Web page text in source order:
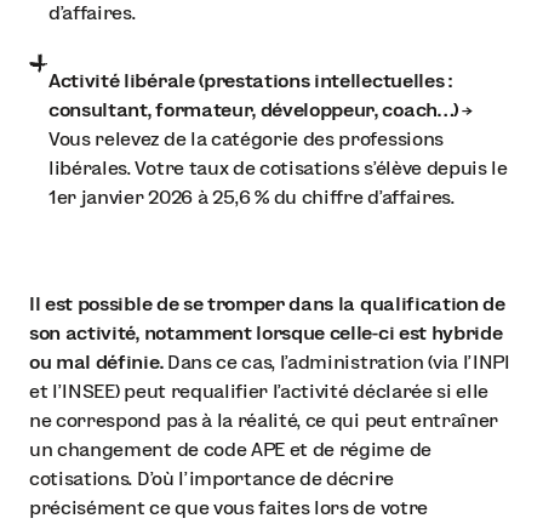
d’affaires.
Activité libérale (prestations intellectuelles :
consultant, formateur, développeur, coach…)→
Vous relevez de la catégorie des professions
libérales. Votre taux de cotisations s'élève depuis le
1er janvier 2026 à 25,6 % du chiffre d’affaires.
Il est possible de se tromper dans la qualification de
son activité, notamment lorsque celle-ci est hybride
ou mal définie.Dans ce cas, l’administration (via l’INPI
et l’INSEE) peut requalifier l’activité déclarée si elle
ne correspond pas à la réalité, ce qui peut entraîner
un changement de code APE et de régime de
cotisations. D’où l’importance de décrire
précisément ce que vous faites lors de votre